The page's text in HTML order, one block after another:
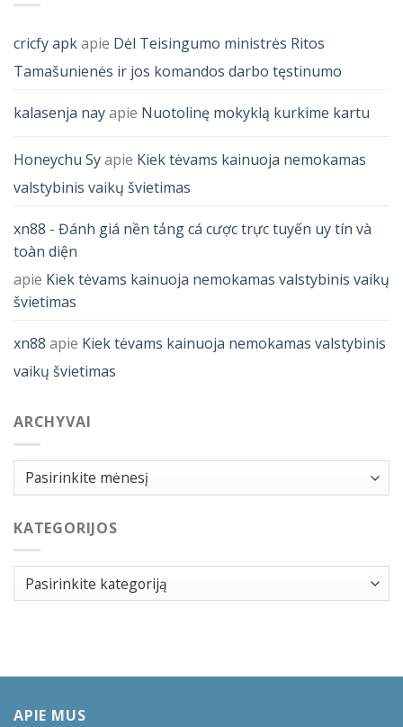
cricfy apkapie Dėl Teisingumo ministrės Ritos
Tamašunienės ir jos komandos darbo tęstinumo
kalasenja nayapie Nuotolinę mokyklą kurkime kartu
Honeychu Syapie Kiek tėvams kainuoja nemokamas
valstybinis vaikų švietimas
xn88 - Đánh giá nền tảng cá cược trực tuyến uy tín và
toàn diện
apie Kiek tėvams kainuoja nemokamas valstybinis vaikų
švietimas
xn88 apie Kiek tėvams kainuoja nemokamas valstybinis
vaikų švietimas
ARCHYVAI
Archyvai
KATEGORIJOS
Kategorijos
APIE MUS